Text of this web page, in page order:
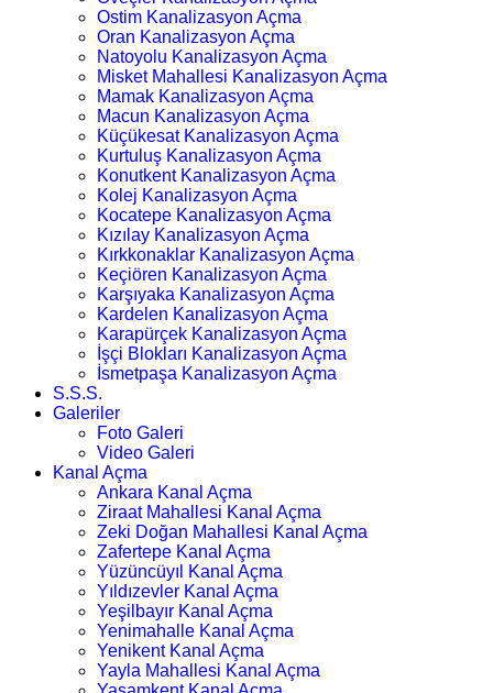
Ostim Kanalizasyon Açma
Oran Kanalizasyon Açma
Natoyolu Kanalizasyon Açma
Misket Mahallesi Kanalizasyon Açma
Mamak Kanalizasyon Açma
Macun Kanalizasyon Açma
Küçükesat Kanalizasyon Açma
Kurtuluş Kanalizasyon Açma
Konutkent Kanalizasyon Açma
Kolej Kanalizasyon Açma
Kocatepe Kanalizasyon Açma
Kızılay Kanalizasyon Açma
Kırkkonaklar Kanalizasyon Açma
Keçiören Kanalizasyon Açma
Karşıyaka Kanalizasyon Açma
Kardelen Kanalizasyon Açma
Karapürçek Kanalizasyon Açma
İşçi Blokları Kanalizasyon Açma
İsmetpaşa Kanalizasyon Açma
S.S.S.
Galeriler
Foto Galeri
Video Galeri
Kanal Açma
Ankara Kanal Açma
Ziraat Mahallesi Kanal Açma
Zeki Doğan Mahallesi Kanal Açma
Zafertepe Kanal Açma
Yüzüncüyıl Kanal Açma
Yıldızevler Kanal Açma
Yeşilbayır Kanal Açma
Yenimahalle Kanal Açma
Yenikent Kanal Açma
Yayla Mahallesi Kanal Açma